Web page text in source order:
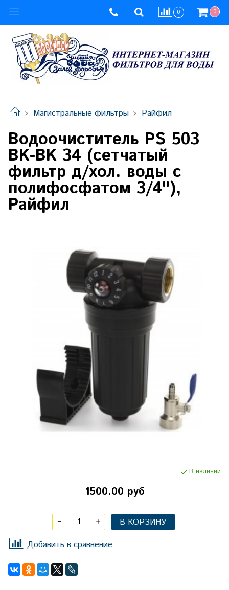
0 0
Магистральные фильтры Райфил
Водоочиститель PS 503
BK-BK 34 (сетчатый
фильтр д/хол. воды с
полифосфатом 3/4"),
Райфил
В наличии
1500.00 руб
В КОРЗИНУ
Добавить в сравнение